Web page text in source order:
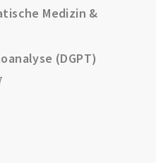
Medizin &
(DGPT)